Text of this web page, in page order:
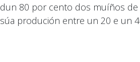
dun 80 por cento dos muíños de
súa produción entre un 20 e un